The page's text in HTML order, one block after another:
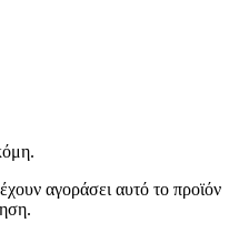
αγοράσει αυτό το προϊόν